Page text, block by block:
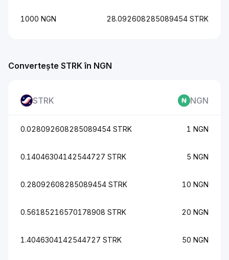
Convertește STRK în NGN
STRK NGN
0.028092608285089454 STRK 1 NGN
0.14046304142544727 STRK 5 NGN
0.28092608285089454 STRK 10 NGN
0.56185216570178908 STRK 20 NGN
1.4046304142544727 STRK 50 NGN
1000 NGN 28.092608285089454 STRK